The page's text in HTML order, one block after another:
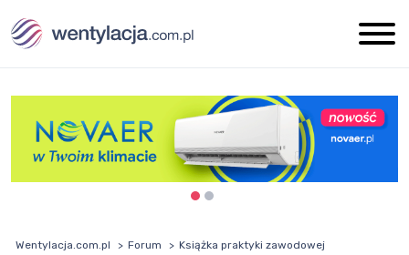
Wentylacja.com.pl Forum Książka praktyki zawodowej